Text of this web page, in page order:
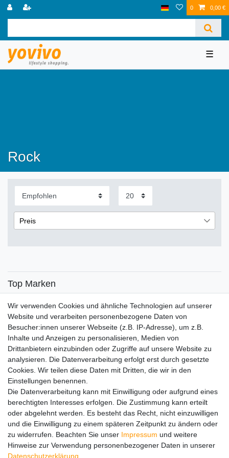
0 0,00 €
☰
Rock
Preis
Übernehmen
Top Marken
Top Themen
Adventskalender
Service
Versandinfos
FAQ
Ersatzteile
Registrieren
Wir versenden mit
Wir verwenden Cookies und ähnliche Technologien auf unserer
Website und verarbeiten personenbezogene Daten von
Besucher:innen unserer Webseite (z.B. IP-Adresse), um z.B.
Inhalte und Anzeigen zu personalisieren, Medien von
Drittanbietern einzubinden oder Zugriffe auf unsere Website zu
analysieren. Die Datenverarbeitung erfolgt erst durch gesetzte
Cookies. Wir teilen diese Daten mit Dritten, die wir in den
Einstellungen benennen.
Die Datenverarbeitung kann mit Einwilligung oder aufgrund eines
berechtigten Interesses erfolgen. Die Zustimmung kann erteilt
oder abgelehnt werden. Es besteht das Recht, nicht einzuwilligen
und die Einwilligung zu einem späteren Zeitpunkt zu ändern oder
zu widerrufen. Beachten Sie unser Impressum und weitere
Hinweise zur Verwendung personenbezogener Daten in unserer
Daten­schutz­erklärung